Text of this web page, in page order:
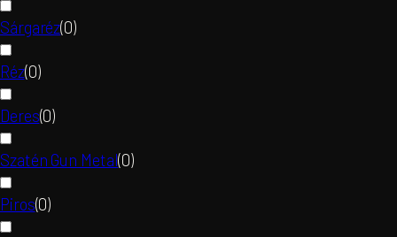
Sárgaréz(0)
Réz(0)
Deres(0)
Szatén Gun Metal(0)
Piros(0)